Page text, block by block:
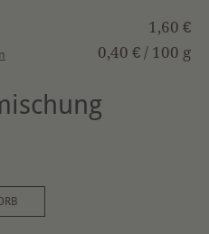
1,60 €
0,40 € / 100 g